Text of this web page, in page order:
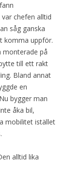
chefen alltid
såg ganska
komma uppför.
monterade på
till ett rakt
Bland annat
en
bygger man
åka bil,
mobilitet istället
alltid lika